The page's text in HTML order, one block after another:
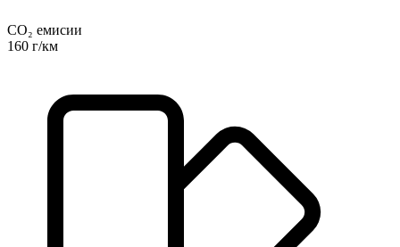
CO₂ емисии
160 г/км